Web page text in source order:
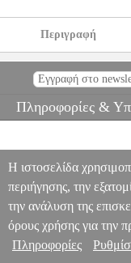
Περιγραφή
MSC.602141
Πληροφορίες &
Η ιστοσελίδα
περιήγησης, την
την ανάλυση της
όρους χρήσης για την
Πληροφορίες